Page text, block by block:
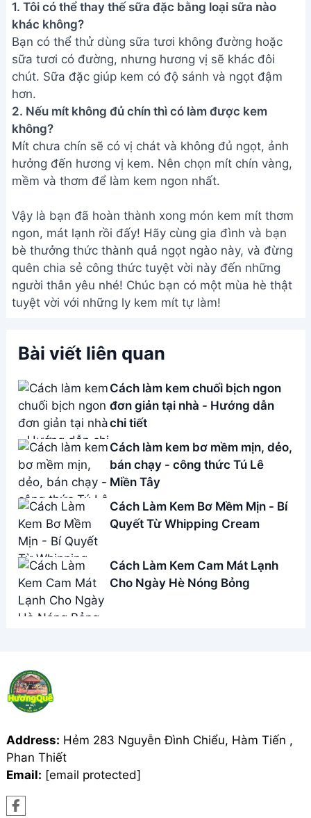
1. Tôi có thể thay thế sữa đặc bằng loại sữa nào
khác không?
Bạn có thể thử dùng sữa tươi không đường hoặc
sữa tươi có đường, nhưng hương vị sẽ khác đôi
chút. Sữa đặc giúp kem có độ sánh và ngọt đậm
hơn.
2. Nếu mít không đủ chín thì có làm được kem
không?
Mít chưa chín sẽ có vị chát và không đủ ngọt, ảnh
hưởng đến hương vị kem. Nên chọn mít chín vàng,
mềm và thơm để làm kem ngon nhất.
Vậy là bạn đã hoàn thành xong món kem mít thơm
ngon, mát lạnh rồi đấy! Hãy cùng gia đình và bạn
bè thưởng thức thành quả ngọt ngào này, và đừng
quên chia sẻ công thức tuyệt vời này đến những
người thân yêu nhé! Chúc bạn có một mùa hè thật
tuyệt vời với những ly kem mít tự làm!
Bài viết liên quan
Cách làm kem chuối bịch ngon
đơn giản tại nhà - Hướng dẫn
chi tiết
Cách làm kem bơ mềm mịn, dẻo,
bán chạy - công thức Tú Lê
Miền Tây
Cách Làm Kem Bơ Mềm Mịn - Bí
Quyết Từ Whipping Cream
Cách Làm Kem Cam Mát Lạnh
Cho Ngày Hè Nóng Bỏng
Address: Hẻm 283 Nguyễn Đình Chiểu, Hàm Tiến ,
Phan Thiết
Email: [email protected]